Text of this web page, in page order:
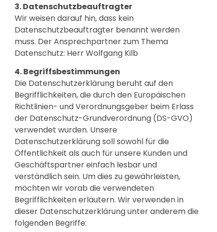
3. Datenschutzbeauftragter
Wir weisen darauf hin, dass kein
Datenschutzbeauftragter benannt werden
muss. Der Ansprechpartner zum Thema
Datenschutz: Herr Wolfgang Kilb
4. Begriffsbestimmungen
Die Datenschutzerklärung beruht auf den
Begrifflichkeiten, die durch den Europäischen
Richtlinien- und Verordnungsgeber beim Erlass
der Datenschutz-Grundverordnung (DS-GVO)
verwendet wurden. Unsere
Datenschutzerklärung soll sowohl für die
Öffentlichkeit als auch für unsere Kunden und
Geschäftspartner einfach lesbar und
verständlich sein. Um dies zu gewährleisten,
möchten wir vorab die verwendeten
Begrifflichkeiten erläutern. Wir verwenden in
dieser Datenschutzerklärung unter anderem die
folgenden Begriffe: